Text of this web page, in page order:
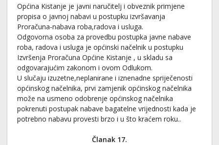
Općina Kistanje je javni naručitelj i obveznik primjene
propisa o javnoj nabavi u postupku izvršavanja
Proračuna-nabava roba,radova i usluga.
Odgovorna osoba za provedbu postupka javne nabave
roba, radova i usluga je općinski načelnik u postupku
Izvršenja Proračuna Općine Kistanje , u skladu sa
odgovarajućim zakonom i ovom Odlukom.
U slučaju izuzetne,neplanirane i iznenadne spriječenosti
općinskog načelnika, prvi zamjenik općinskog načelnika
može na usmeno odobrenje općinskog načelnika
pokrenuti postupak nabave bagatelne vrijednosti kada je
potrebno nabavu provesti brzo i u što kraćem roku..
Članak 17.